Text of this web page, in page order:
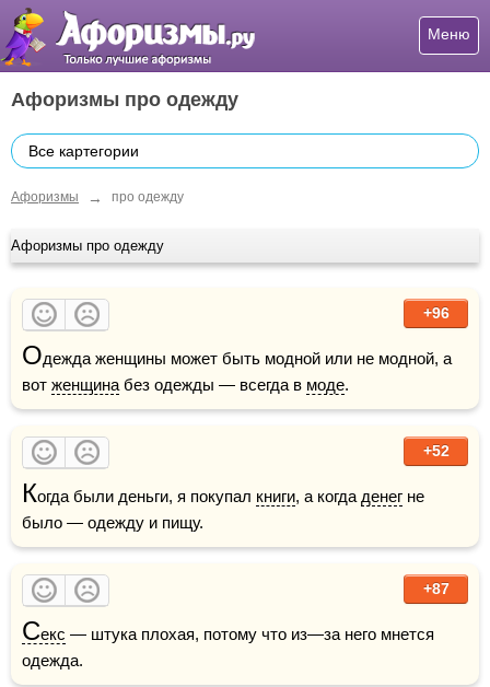
Меню
Афоризмы про одежду
Все картегории
Афоризмы → про одежду
Афоризмы про одежду
+96
Одежда женщины может быть модной или не модной, а
вот женщина без одежды — всегда в моде.
+52
Когда были деньги, я покупал книги, а когда денег не
было — одежду и пищу.
+87
Секс — штука плохая, потому что из—за него мнется
одежда.